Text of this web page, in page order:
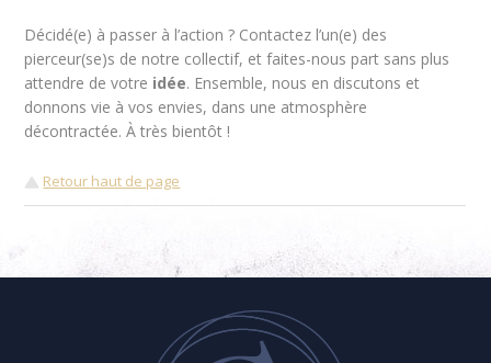
Décidé(e) à passer à l’action ? Contactez l’un(e) des
pierceur(se)s de notre collectif, et faites-nous part sans plus
attendre de votre idée. Ensemble, nous en discutons et
donnons vie à vos envies, dans une atmosphère
décontractée. À très bientôt !
Retour haut de page